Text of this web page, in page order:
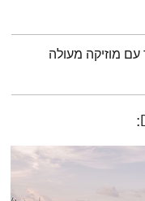
מוזיקה מעולה